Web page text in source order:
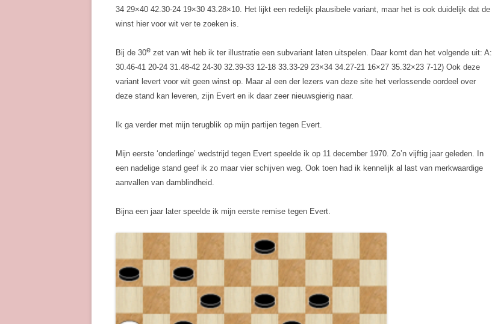
34 29×40 42.30-24 19×30 43.28×10. Het lijkt een redelijk plausibele variant, maar het is ook duidelijk dat de
winst hier voor wit ver te zoeken is.
Bij de 30e zet van wit heb ik ter illustratie een subvariant laten uitspelen. Daar komt dan het volgende uit: A:
30.46-41 20-24 31.48-42 24-30 32.39-33 12-18 33.33-29 23×34 34.27-21 16×27 35.32×23 7-12) Ook deze
variant levert voor wit geen winst op. Maar al een der lezers van deze site het verlossende oordeel over
deze stand kan leveren, zijn Evert en ik daar zeer nieuwsgierig naar.
Ik ga verder met mijn terugblik op mijn partijen tegen Evert.
Mijn eerste ‘onderlinge’ wedstrijd tegen Evert speelde ik op 11 december 1970. Zo’n vijftig jaar geleden. In
een nadelige stand geef ik zo maar vier schijven weg. Ook toen had ik kennelijk al last van merkwaardige
aanvallen van damblindheid.
Bijna een jaar later speelde ik mijn eerste remise tegen Evert.